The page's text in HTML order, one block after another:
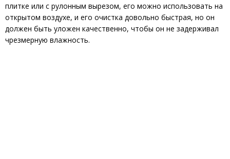
плитке или с рулонным вырезом, его можно использовать на
открытом воздухе, и его очистка довольно быстрая, но он
должен быть уложен качественно, чтобы он не задерживал
чрезмерную влажность.